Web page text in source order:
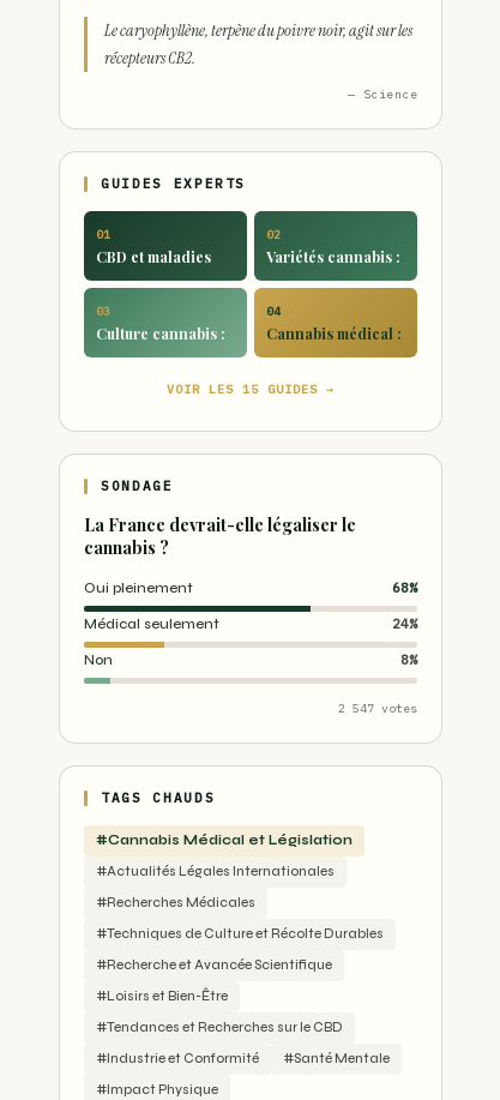
Le caryophyllène, terpène du poivre noir, agit sur les
récepteurs CB2.
— Science
GUIDES EXPERTS
01
CBD et maladies
02
Variétés cannabis :
03
Culture cannabis :
04
Cannabis médical :
VOIR LES 15 GUIDES →
SONDAGE
La France devrait-elle légaliser le
cannabis ?
Oui pleinement 68%
Médical seulement 24%
Non 8%
2 547 votes
TAGS CHAUDS
#Cannabis Médical et Législation
#Actualités Légales Internationales
#Recherches Médicales
#Techniques de Culture et Récolte Durables
#Recherche et Avancée Scientifique
#Loisirs et Bien-Être
#Tendances et Recherches sur le CBD
#Industrie et Conformité
#Santé Mentale
#Impact Physique